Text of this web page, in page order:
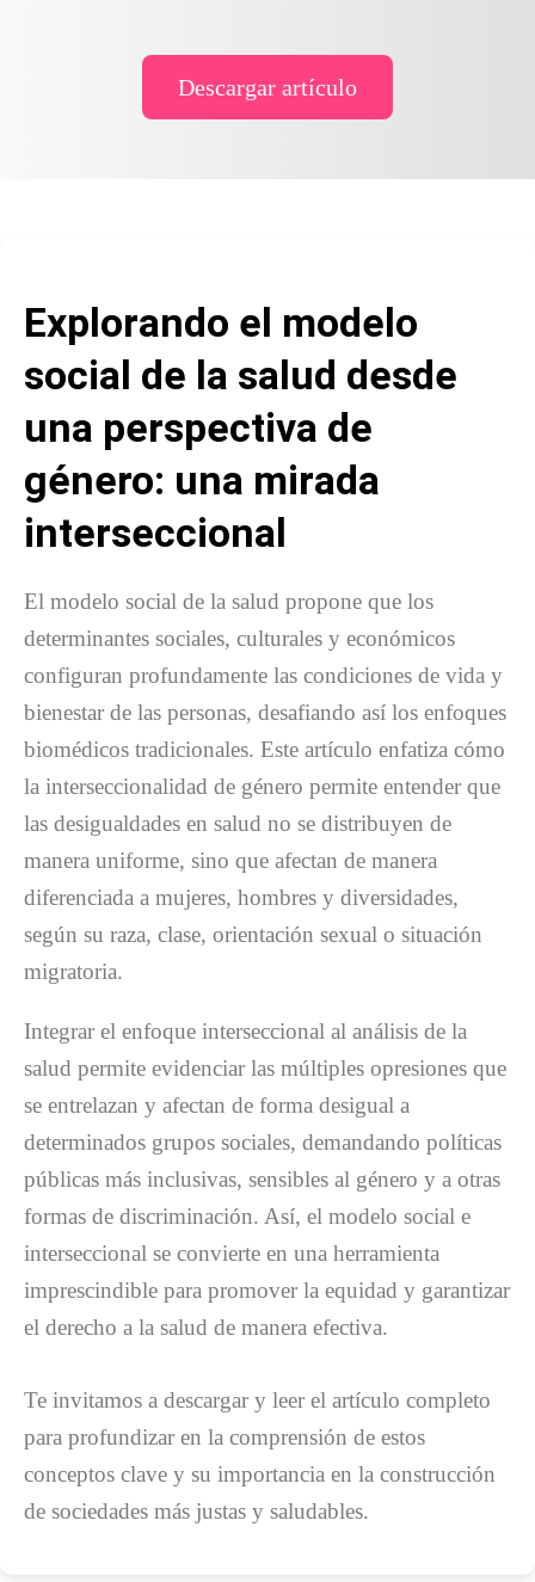
Descargar artículo
Explorando el modelo
social de la salud desde
una perspectiva de
género: una mirada
interseccional
El modelo social de la salud propone que los
determinantes sociales, culturales y económicos
configuran profundamente las condiciones de vida y
bienestar de las personas, desafiando así los enfoques
biomédicos tradicionales. Este artículo enfatiza cómo
la interseccionalidad de género permite entender que
las desigualdades en salud no se distribuyen de
manera uniforme, sino que afectan de manera
diferenciada a mujeres, hombres y diversidades,
según su raza, clase, orientación sexual o situación
migratoria.
Integrar el enfoque interseccional al análisis de la
salud permite evidenciar las múltiples opresiones que
se entrelazan y afectan de forma desigual a
determinados grupos sociales, demandando políticas
públicas más inclusivas, sensibles al género y a otras
formas de discriminación. Así, el modelo social e
interseccional se convierte en una herramienta
imprescindible para promover la equidad y garantizar
el derecho a la salud de manera efectiva.
Te invitamos a descargar y leer el artículo completo
para profundizar en la comprensión de estos
conceptos clave y su importancia en la construcción
de sociedades más justas y saludables.